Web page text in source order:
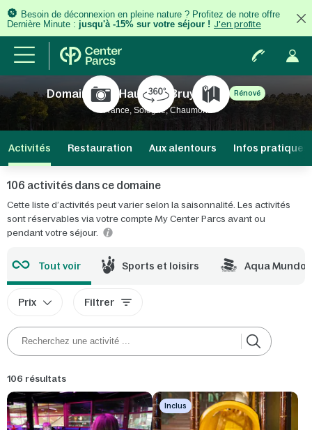
Besoin de déconnexion en pleine nature ? Profitez de notre offre
Dernière Minute : jusqu'à -15% sur votre séjour ! J'en profite
Domaine Les Hauts de Bruyères Rénové
France, Sologne, Chaumont
Activités Restauration Aux alentours Infos pratiques
106 activités dans ce domaine
Cette liste d’activités peut varier selon la saisonnalité. Les activités
sont réservables via votre compte My Center Parcs avant ou
pendant votre séjour.
Tout voir Sports et loisirs Aqua Mundo
Prix Filtrer
106 résultats
Inclus